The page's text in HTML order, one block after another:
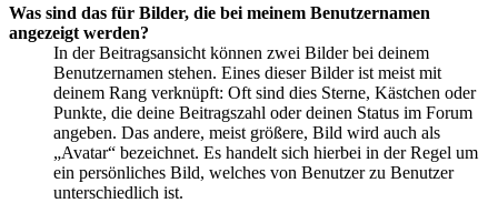
Was sind das für Bilder, die bei meinem Benutzernamen
angezeigt werden?
In der Beitragsansicht können zwei Bilder bei deinem
Benutzernamen stehen. Eines dieser Bilder ist meist mit
deinem Rang verknüpft: Oft sind dies Sterne, Kästchen oder
Punkte, die deine Beitragszahl oder deinen Status im Forum
angeben. Das andere, meist größere, Bild wird auch als
„Avatar“ bezeichnet. Es handelt sich hierbei in der Regel um
ein persönliches Bild, welches von Benutzer zu Benutzer
unterschiedlich ist.